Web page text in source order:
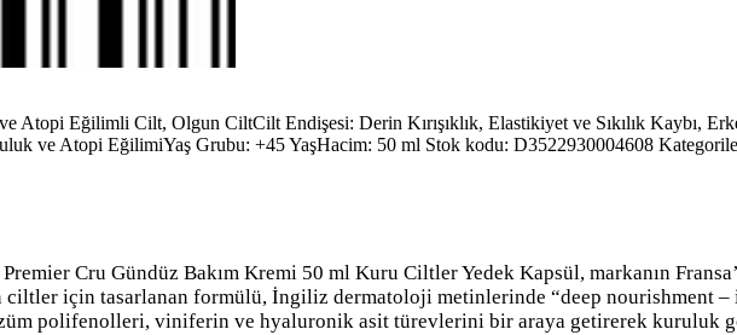
Atopi Eğilimli Cilt, Olgun CiltCilt Endişesi: Derin Kırışıklık, Elastikiyet ve Sıkılık Kaybı,
ve Atopi EğilimiYaş Grubu: +45 YaşHacim: 50 ml Stok kodu: D3522930004608
Cru Gündüz Bakım Kremi 50 ml Kuru Ciltler Yedek Kapsül, markanın
için tasarlanan formülü, İngiliz dermatoloji metinlerinde “deep nourishment –
polifenolleri, viniferin ve hyaluronik asit türevlerini bir araya getirerek kuruluk